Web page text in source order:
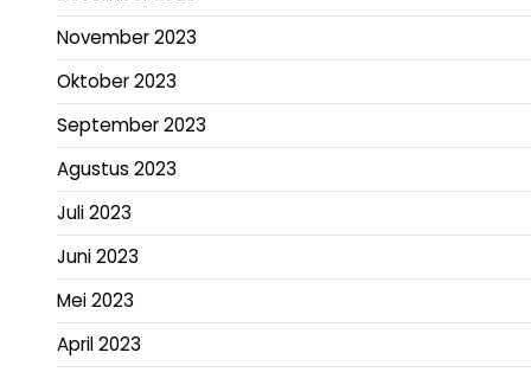
November 2023
Oktober 2023
September 2023
Agustus 2023
Juli 2023
Juni 2023
Mei 2023
April 2023